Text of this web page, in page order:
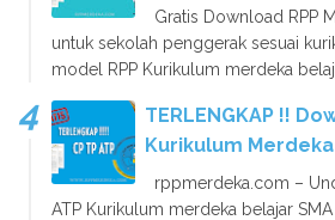
Gratis Download RPP
untuk sekolah penggerak sesuai
model RPP Kurikulum merdeka
TERLENGKAP !!
Kurikulum Merdeka
rppmerdeka.com –
ATP Kurikulum merdeka belajar SMA